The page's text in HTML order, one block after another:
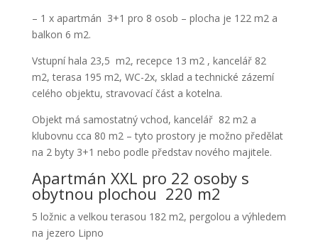
– 1 x apartmán 3+1 pro 8 osob – plocha je 122 m2 a
balkon 6 m2.
Vstupní hala 23,5 m2, recepce 13 m2 , kancelář 82
m2, terasa 195 m2, WC-2x, sklad a technické zázemí
celého objektu, stravovací část a kotelna.
Objekt má samostatný vchod, kancelář 82 m2 a
klubovnu cca 80 m2 – tyto prostory je možno předělat
na 2 byty 3+1 nebo podle představ nového majitele.
Apartmán XXL pro 22 osoby s
obytnou plochou 220 m2
5 ložnic a velkou terasou 182 m2, pergolou a výhledem
na jezero Lipno